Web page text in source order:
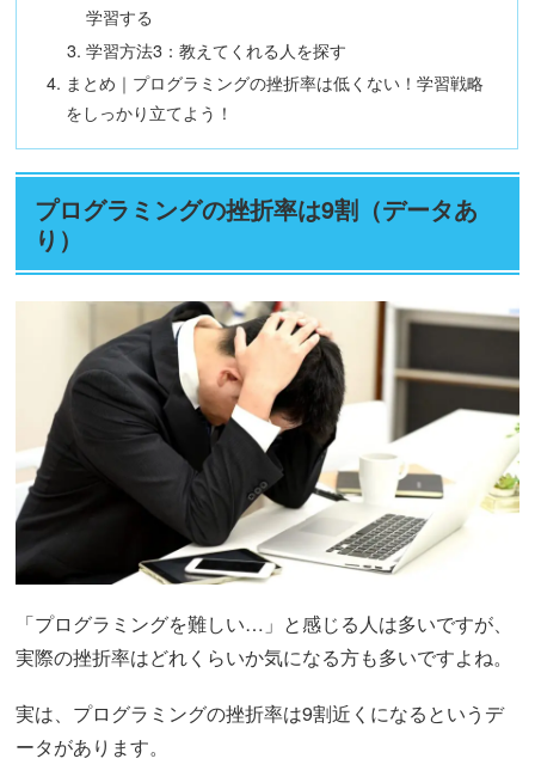
学習する
学習方法3：教えてくれる人を探す
まとめ｜プログラミングの挫折率は低くない！学習戦略
をしっかり立てよう！
プログラミングの挫折率は9割（データあ
り）
「プログラミングを難しい…」と感じる人は多いですが、
実際の挫折率はどれくらいか気になる方も多いですよね。
実は、プログラミングの挫折率は9割近くになるというデ
ータがあります。